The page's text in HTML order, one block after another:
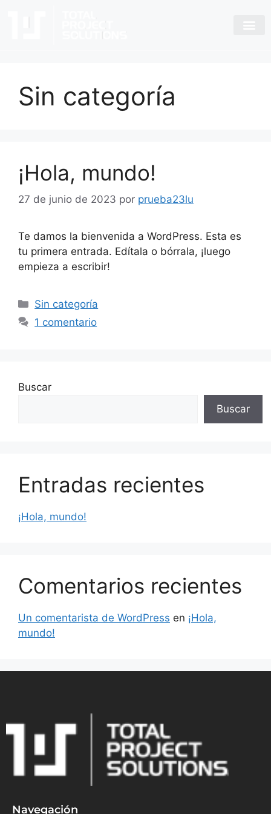
Sin categoría
¡Hola, mundo!
27 de junio de 2023 por prueba23lu
Te damos la bienvenida a WordPress. Esta es
tu primera entrada. Edítala o bórrala, ¡luego
empieza a escribir!
Sin categoría
1 comentario
Buscar
Buscar
Entradas recientes
¡Hola, mundo!
Comentarios recientes
Un comentarista de WordPress en ¡Hola,
mundo!
Navegación